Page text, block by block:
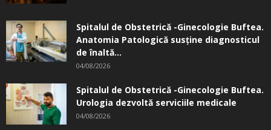
Spitalul de Obstetrică -Ginecologie Buftea.
Anatomia Patologică susţine diagnosticul
de înaltă...
04/08/2026
Spitalul de Obstetrică -Ginecologie Buftea.
Urologia dezvoltă serviciile medicale
04/08/2026